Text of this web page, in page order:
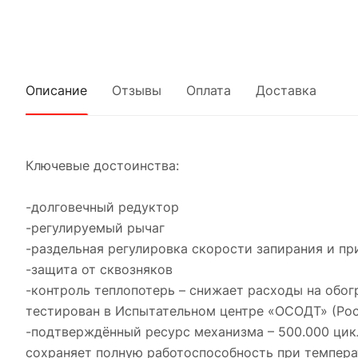
Описание Отзывы Оплата Доставка
Ключевые достоинства:
-долговечный редуктор
-регулируемый рычаг
-раздельная регулировка скорости запирания и
-защита от сквозняков
-контроль теплопотерь – снижает расходы на
тестирован в Испытательном центре «ОСОДТ»
-подтверждённый ресурс механизма – 500.000
сохраняет полную работоспособность при